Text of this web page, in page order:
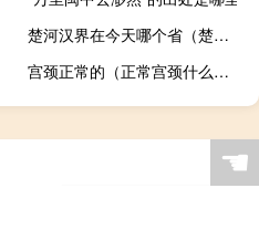
楚河汉界在今天哪个省（楚河汉界图标）
宫颈正常的（正常宫颈什么样）
☚